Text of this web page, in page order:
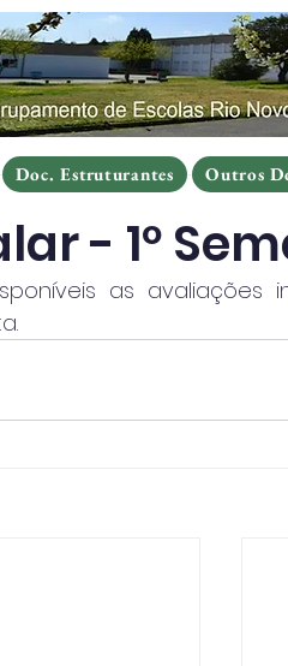
- 1º
as avaliações
Doc. Estruturantes Outros
Doc. Estruturantes Outros
Doc. Estruturantes Outros